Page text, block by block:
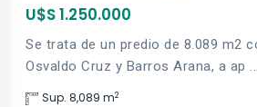
U$S 1.250.000
Se trata de un predio de 8.089 m2
Osvaldo Cruz y Barros Arana, a ap ...
Sup. 8,089 m2